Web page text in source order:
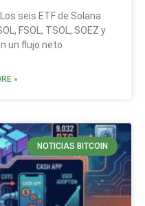
seis ETF de Solana
FSOL, TSOL, SOEZ y
un flujo neto
»
NOTICIAS BITCOIN